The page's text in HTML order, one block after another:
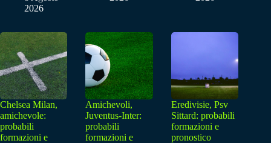
2026
Chelsea Milan,
amichevole:
probabili
formazioni e
Amichevoli,
Juventus-Inter:
probabili
formazioni e
Eredivisie, Psv
Sittard: probabili
formazioni e
pronostico